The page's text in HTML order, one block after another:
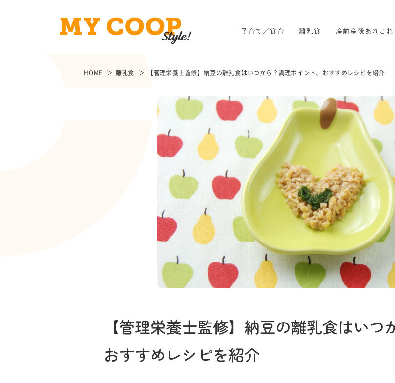
子育て／食育 離乳食 産前産後あれこれ
HOME 離乳食 【管理栄養士監修】納豆の離乳食はいつから？調理ポイント、おすすめレシピを紹介
【管理栄養士監修】納豆の離乳食はいつ
おすすめレシピを紹介